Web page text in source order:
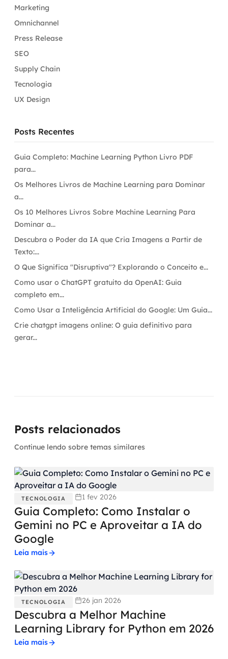
Marketing
Omnichannel
Press Release
SEO
Supply Chain
Tecnologia
UX Design
Posts Recentes
Guia Completo: Machine Learning Python Livro PDF
para...
Os Melhores Livros de Machine Learning para Dominar
a...
Os 10 Melhores Livros Sobre Machine Learning Para
Dominar a...
Descubra o Poder da IA que Cria Imagens a Partir de
Texto:...
O Que Significa "Disruptiva"? Explorando o Conceito e...
Como usar o ChatGPT gratuito da OpenAI: Guia
completo em...
Como Usar a Inteligência Artificial do Google: Um Guia...
Crie chatgpt imagens online: O guia definitivo para
gerar...
Posts relacionados
Continue lendo sobre temas similares
TECNOLOGIA 1 fev 2026
Guia Completo: Como Instalar o
Gemini no PC e Aproveitar a IA do
Google
Leia mais
TECNOLOGIA 26 jan 2026
Descubra a Melhor Machine
Learning Library for Python em 2026
Leia mais